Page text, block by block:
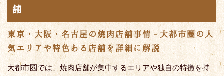
舗
東京・大阪・名古屋の焼肉店舗事情 - 大都市圏の人
気エリアや特色ある店舗を詳細に解説
大都市圏では、焼肉店舗が集中するエリアや独自の特徴を持